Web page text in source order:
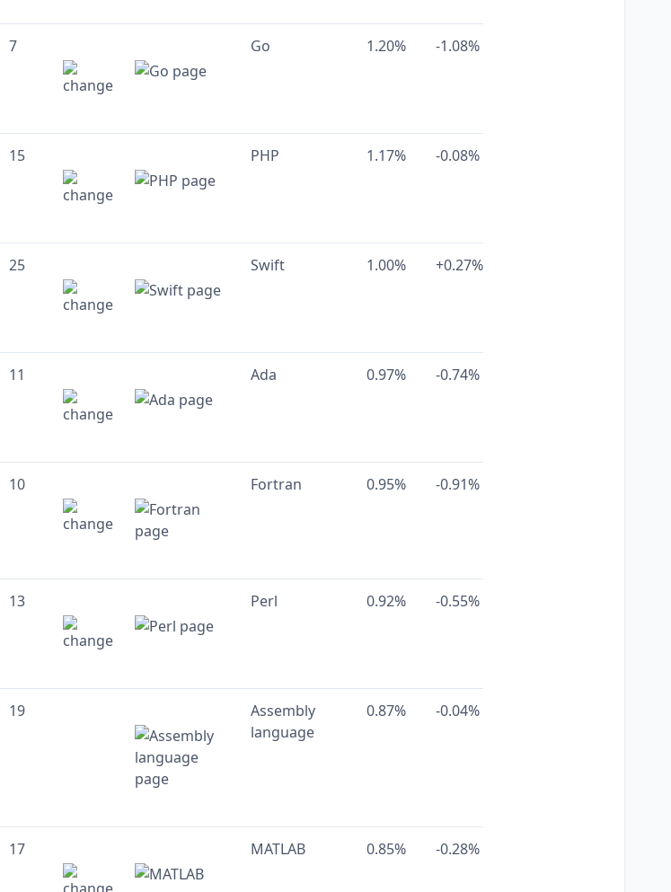
7 Go 1.20% -1.08%
15 PHP 1.17% -0.08%
25 Swift 1.00% +0.27%
11 Ada 0.97% -0.74%
10 Fortran 0.95% -0.91%
13 Perl 0.92% -0.55%
19
Assembly
language
0.87% -0.04%
17 MATLAB 0.85% -0.28%